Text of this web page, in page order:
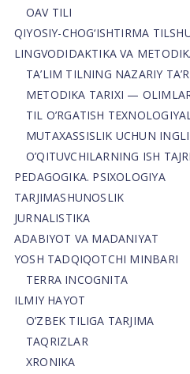
OAV TILI
QIYOSIY-CHOG‘ISHTIRMA
LINGVODIDAKTIKA VA
TA’LIM TILNING NAZARIY
METODIKA TARIXI —
TIL O’RGATISH
MUTAXASSISLIK UCHUN
O’QITUVCHILARNING ISH
PEDAGOGIKA. PSIXOLOGIYA
TARJIMASHUNOSLIK
JURNALISTIKA
ADABIYOT VA MADANIYAT
YOSH TADQIQOTCHI MINBARI
TERRA INCOGNITA
ILMIY HAYOT
O’ZBEK TILIGA TARJIMA
TAQRIZLAR
XRONIKA